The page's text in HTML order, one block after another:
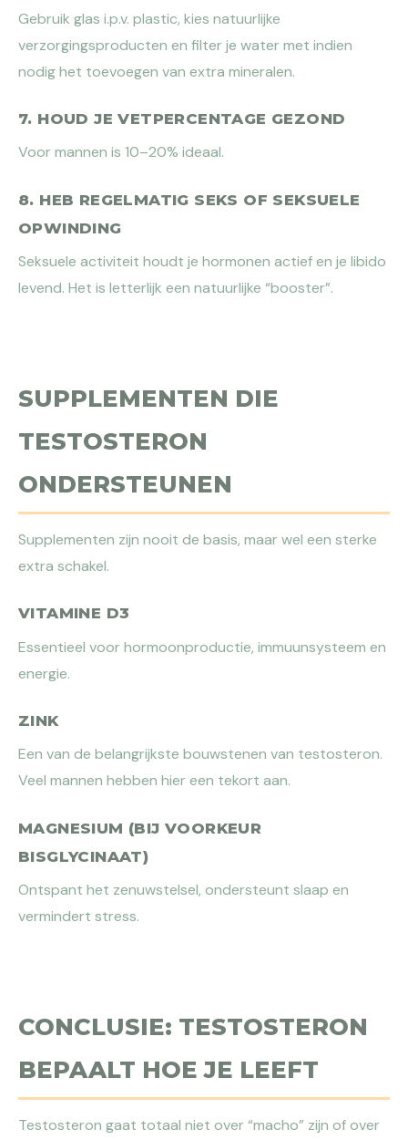
Gebruik glas i.p.v. plastic, kies natuurlijke
verzorgingsproducten en filter je water met indien
nodig het toevoegen van extra mineralen.
7. HOUD JE VETPERCENTAGE GEZOND
Voor mannen is 10–20% ideaal.
8. HEB REGELMATIG SEKS OF SEKSUELE
OPWINDING
Seksuele activiteit houdt je hormonen actief en je libido
levend. Het is letterlijk een natuurlijke “booster”.
SUPPLEMENTEN DIE
TESTOSTERON
ONDERSTEUNEN
Supplementen zijn nooit de basis, maar wel een sterke
extra schakel.
VITAMINE D3
Essentieel voor hormoonproductie, immuunsysteem en
energie.
ZINK
Een van de belangrijkste bouwstenen van testosteron.
Veel mannen hebben hier een tekort aan.
MAGNESIUM (BIJ VOORKEUR
BISGLYCINAAT)
Ontspant het zenuwstelsel, ondersteunt slaap en
vermindert stress.
CONCLUSIE: TESTOSTERON
BEPAALT HOE JE LEEFT
Testosteron gaat totaal niet over “macho” zijn of over